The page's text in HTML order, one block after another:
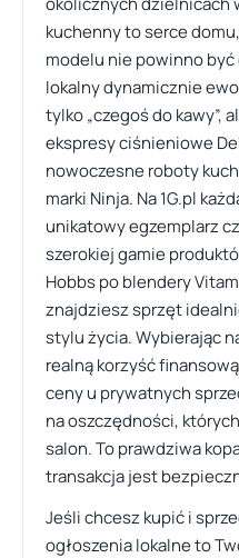
kuchenny to serce
modelu nie powinno być
lokalny dynamicznie
tylko „czegoś do kawy”,
ekspresy ciśnieniowe
nowoczesne roboty
marki Ninja. Na 1G.pl
unikatowy egzemplarz
szerokiej gamie
Hobbs po blendery
znajdziesz sprzęt
stylu życia. Wybierając
realną korzyść
ceny u prywatnych
na oszczędności,
salon. To prawdziwa
transakcja jest
Jeśli chcesz kupić i
ogłoszenia lokalne to